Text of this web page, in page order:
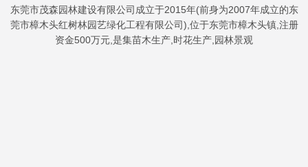
东莞市茂森园林建设有限公司成立于2015年(前身为2007年成立的东
莞市樟木头红树林园艺绿化工程有限公司),位于东莞市樟木头镇,注册
资金500万元,是集苗木生产,时花生产,园林景观